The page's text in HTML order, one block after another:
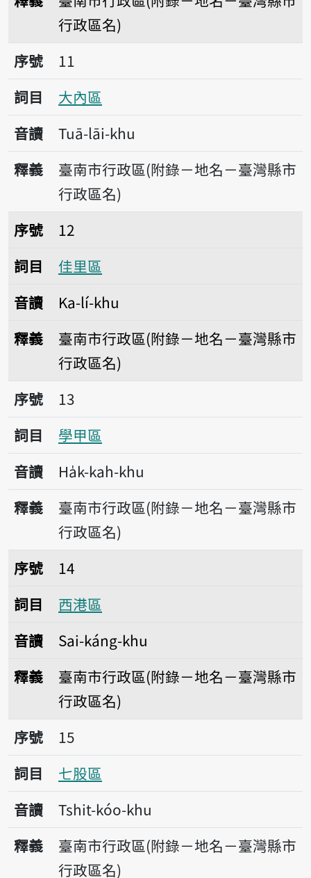
行政區名)
序號11大內區
序號
11
詞目
大內區
音讀
Tuā-lāi-khu
釋義
臺南市行政區(附錄－地名－臺灣縣市
行政區名)
序號12佳里區
序號
12
詞目
佳里區
音讀
Ka-lí-khu
釋義
臺南市行政區(附錄－地名－臺灣縣市
行政區名)
序號13學甲區
序號
13
詞目
學甲區
音讀
Ha̍k-kah-khu
釋義
臺南市行政區(附錄－地名－臺灣縣市
行政區名)
序號14西港區
序號
14
詞目
西港區
音讀
Sai-káng-khu
釋義
臺南市行政區(附錄－地名－臺灣縣市
行政區名)
序號15七股區
序號
15
詞目
七股區
音讀
Tshit-kóo-khu
釋義
臺南市行政區(附錄－地名－臺灣縣市
行政區名)